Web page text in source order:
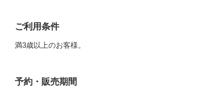
ご利用条件
満3歳以上のお客様。
予約・販売期間